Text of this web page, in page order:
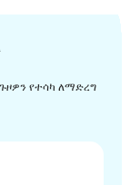
የተሳካ ለማድረግ